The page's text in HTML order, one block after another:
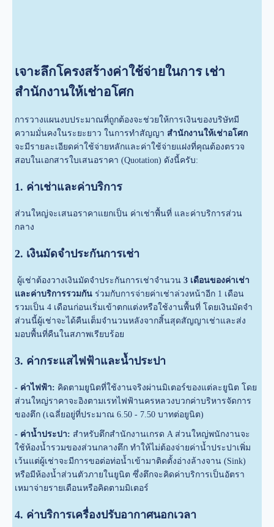
เจาะลึกโครงสร้างค่าใช้จ่ายในการ เช่า
สำนักงานให้เช่าอโศก
การวางแผนงบประมาณที่ถูกต้องจะช่วยให้การเงินของบริษัทมี
ความมั่นคงในระยะยาว ในการทำสัญญา สำนักงานให้เช่าอโศก
จะมีรายละเอียดค่าใช้จ่ายหลักและค่าใช้จ่ายแฝงที่คุณต้องตรวจ
สอบในเอกสารใบเสนอราคา (Quotation) ดังนี้ครับ:
1. ค่าเช่าและค่าบริการ
ส่วนใหญ่จะเสนอราคาแยกเป็น ค่าเช่าพื้นที่ และค่าบริการส่วน
กลาง
2. เงินมัดจำประกันการเช่า
ผู้เช่าต้องวางเงินมัดจำประกันการเช่าจำนวน3 เดือนของค่าเช่า
และค่าบริการรวมกัน ร่วมกับการจ่ายค่าเช่าล่วงหน้าอีก 1 เดือน
รวมเป็น 4 เดือนก่อนเริ่มเข้าตกแต่งหรือใช้งานพื้นที่ โดยเงินมัดจำ
ส่วนนี้ผู้เช่าจะได้คืนเต็มจำนวนหลังจากสิ้นสุดสัญญาเช่าและส่ง
มอบพื้นที่คืนในสภาพเรียบร้อย
3. ค่ากระแสไฟฟ้าและน้ำประปา
- ค่าไฟฟ้า: คิดตามยูนิตที่ใช้งานจริงผ่านมิเตอร์ของแต่ละยูนิต โดย
ส่วนใหญ่ราคาจะอิงตามเรทไฟฟ้านครหลวงบวกค่าบริหารจัดการ
ของตึก (เฉลี่ยอยู่ที่ประมาณ 6.50 - 7.50 บาทต่อยูนิต)
- ค่าน้ำประปา: สำหรับตึกสำนักงานเกรด A ส่วนใหญ่พนักงานจะ
ใช้ห้องน้ำรวมของส่วนกลางตึก ทำให้ไม่ต้องจ่ายค่าน้ำประปาเพิ่ม
เว้นแต่ผู้เช่าจะมีการขอต่อท่อน้ำเข้ามาติดตั้งอ่างล้างจาน (Sink)
หรือมีห้องน้ำส่วนตัวภายในยูนิต ซึ่งตึกจะคิดค่าบริการเป็นอัตรา
เหมาจ่ายรายเดือนหรือคิดตามมิเตอร์
4. ค่าบริการเครื่องปรับอากาศนอกเวลา